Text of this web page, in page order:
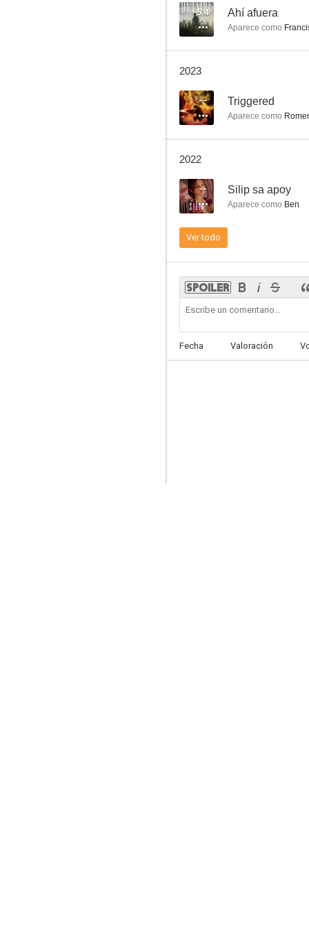
5.4 Ahí afuera
Aparece como
2023
-- Triggered
Aparece como
2022
-- Silip sa apoy
Aparece como Ben
Ver todo
Fecha Valoración